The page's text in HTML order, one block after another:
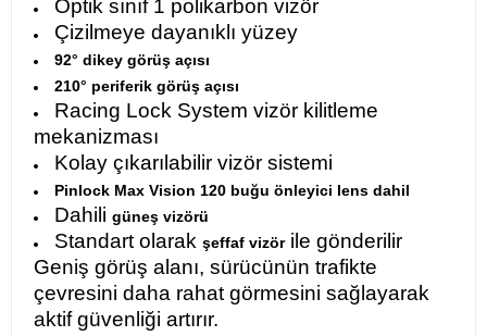
Optik sınıf 1 polikarbon vizör
Çizilmeye dayanıklı yüzey
92° dikey görüş açısı
210° periferik görüş açısı
Racing Lock System vizör kilitleme
mekanizması
Kolay çıkarılabilir vizör sistemi
Pinlock Max Vision 120 buğu önleyici lens dahil
Dahili güneş vizörü
Standart olarak şeffaf vizörile gönderilir
Geniş görüş alanı, sürücünün trafikte
çevresini daha rahat görmesini sağlayarak
aktif güvenliği artırır.